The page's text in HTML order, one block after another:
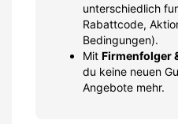
unterschiedlich
Rabattcode,
Bedingungen).
Mit Firmenfolger
du keine neuen
Angebote mehr.